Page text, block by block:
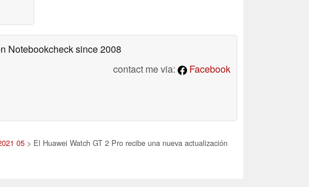
Notebookchecksince 2008
contact me via:
Facebook
05> El Huawei Watch GT 2 Pro recibe una nueva actualización